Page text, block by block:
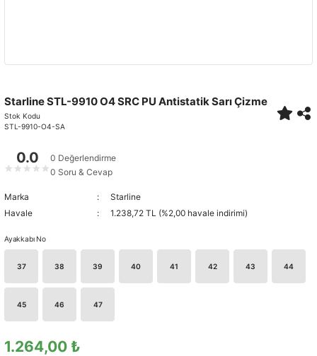
Starline STL-9910 O4 SRC PU Antistatik Sarı Çizme
Stok Kodu
STL-9910-O4-SA
0.0
★ ★ ★ ★ ★
0 Değerlendirme
0 Soru & Cevap
Marka
Starline
Havale
1.238,72 TL (%2,00 havale indirimi)
Ayakkabı No
37 38 39 40 41 42 43 44
45 46 47
1.264,00 ₺